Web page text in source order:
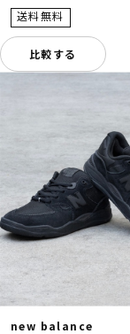
比較する
new balance